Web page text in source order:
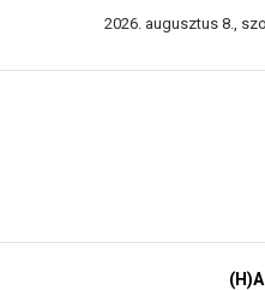
2026. augusztus 8.,